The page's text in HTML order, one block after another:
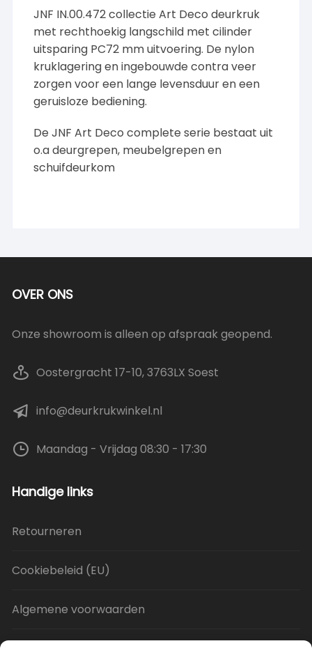
JNF IN.00.472 collectie Art Deco deurkruk
met rechthoekig langschild met cilinder
uitsparing PC72 mm uitvoering. De nylon
kruklagering en ingebouwde contra veer
zorgen voor een lange levensduur en een
geruisloze bediening.
De JNF Art Deco complete serie bestaat uit
o.a deurgrepen, meubelgrepen en
schuifdeurkom
OVER ONS
Onze showroom is alleen op afspraak geopend.
Oostergracht 17-10, 3763LX Soest
info@deurkrukwinkel.nl
Maandag - Vrijdag 08:30 - 17:30
Handige links
Retourneren
Cookiebeleid (EU)
Algemene voorwaarden